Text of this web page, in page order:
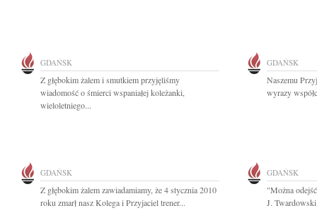
GDAŃSK
Z głębokim żalem i smutkiem przyjęliśmy
wiadomość o śmierci wspaniałej koleżanki,
wieloletniego...
GDAŃSK
Naszemu
wyrazy
GDAŃSK
Z głębokim żalem zawiadamiamy, że 4 stycznia 2010
roku zmarł nasz Kolega i Przyjaciel trener...
GDAŃSK
"Można
J.